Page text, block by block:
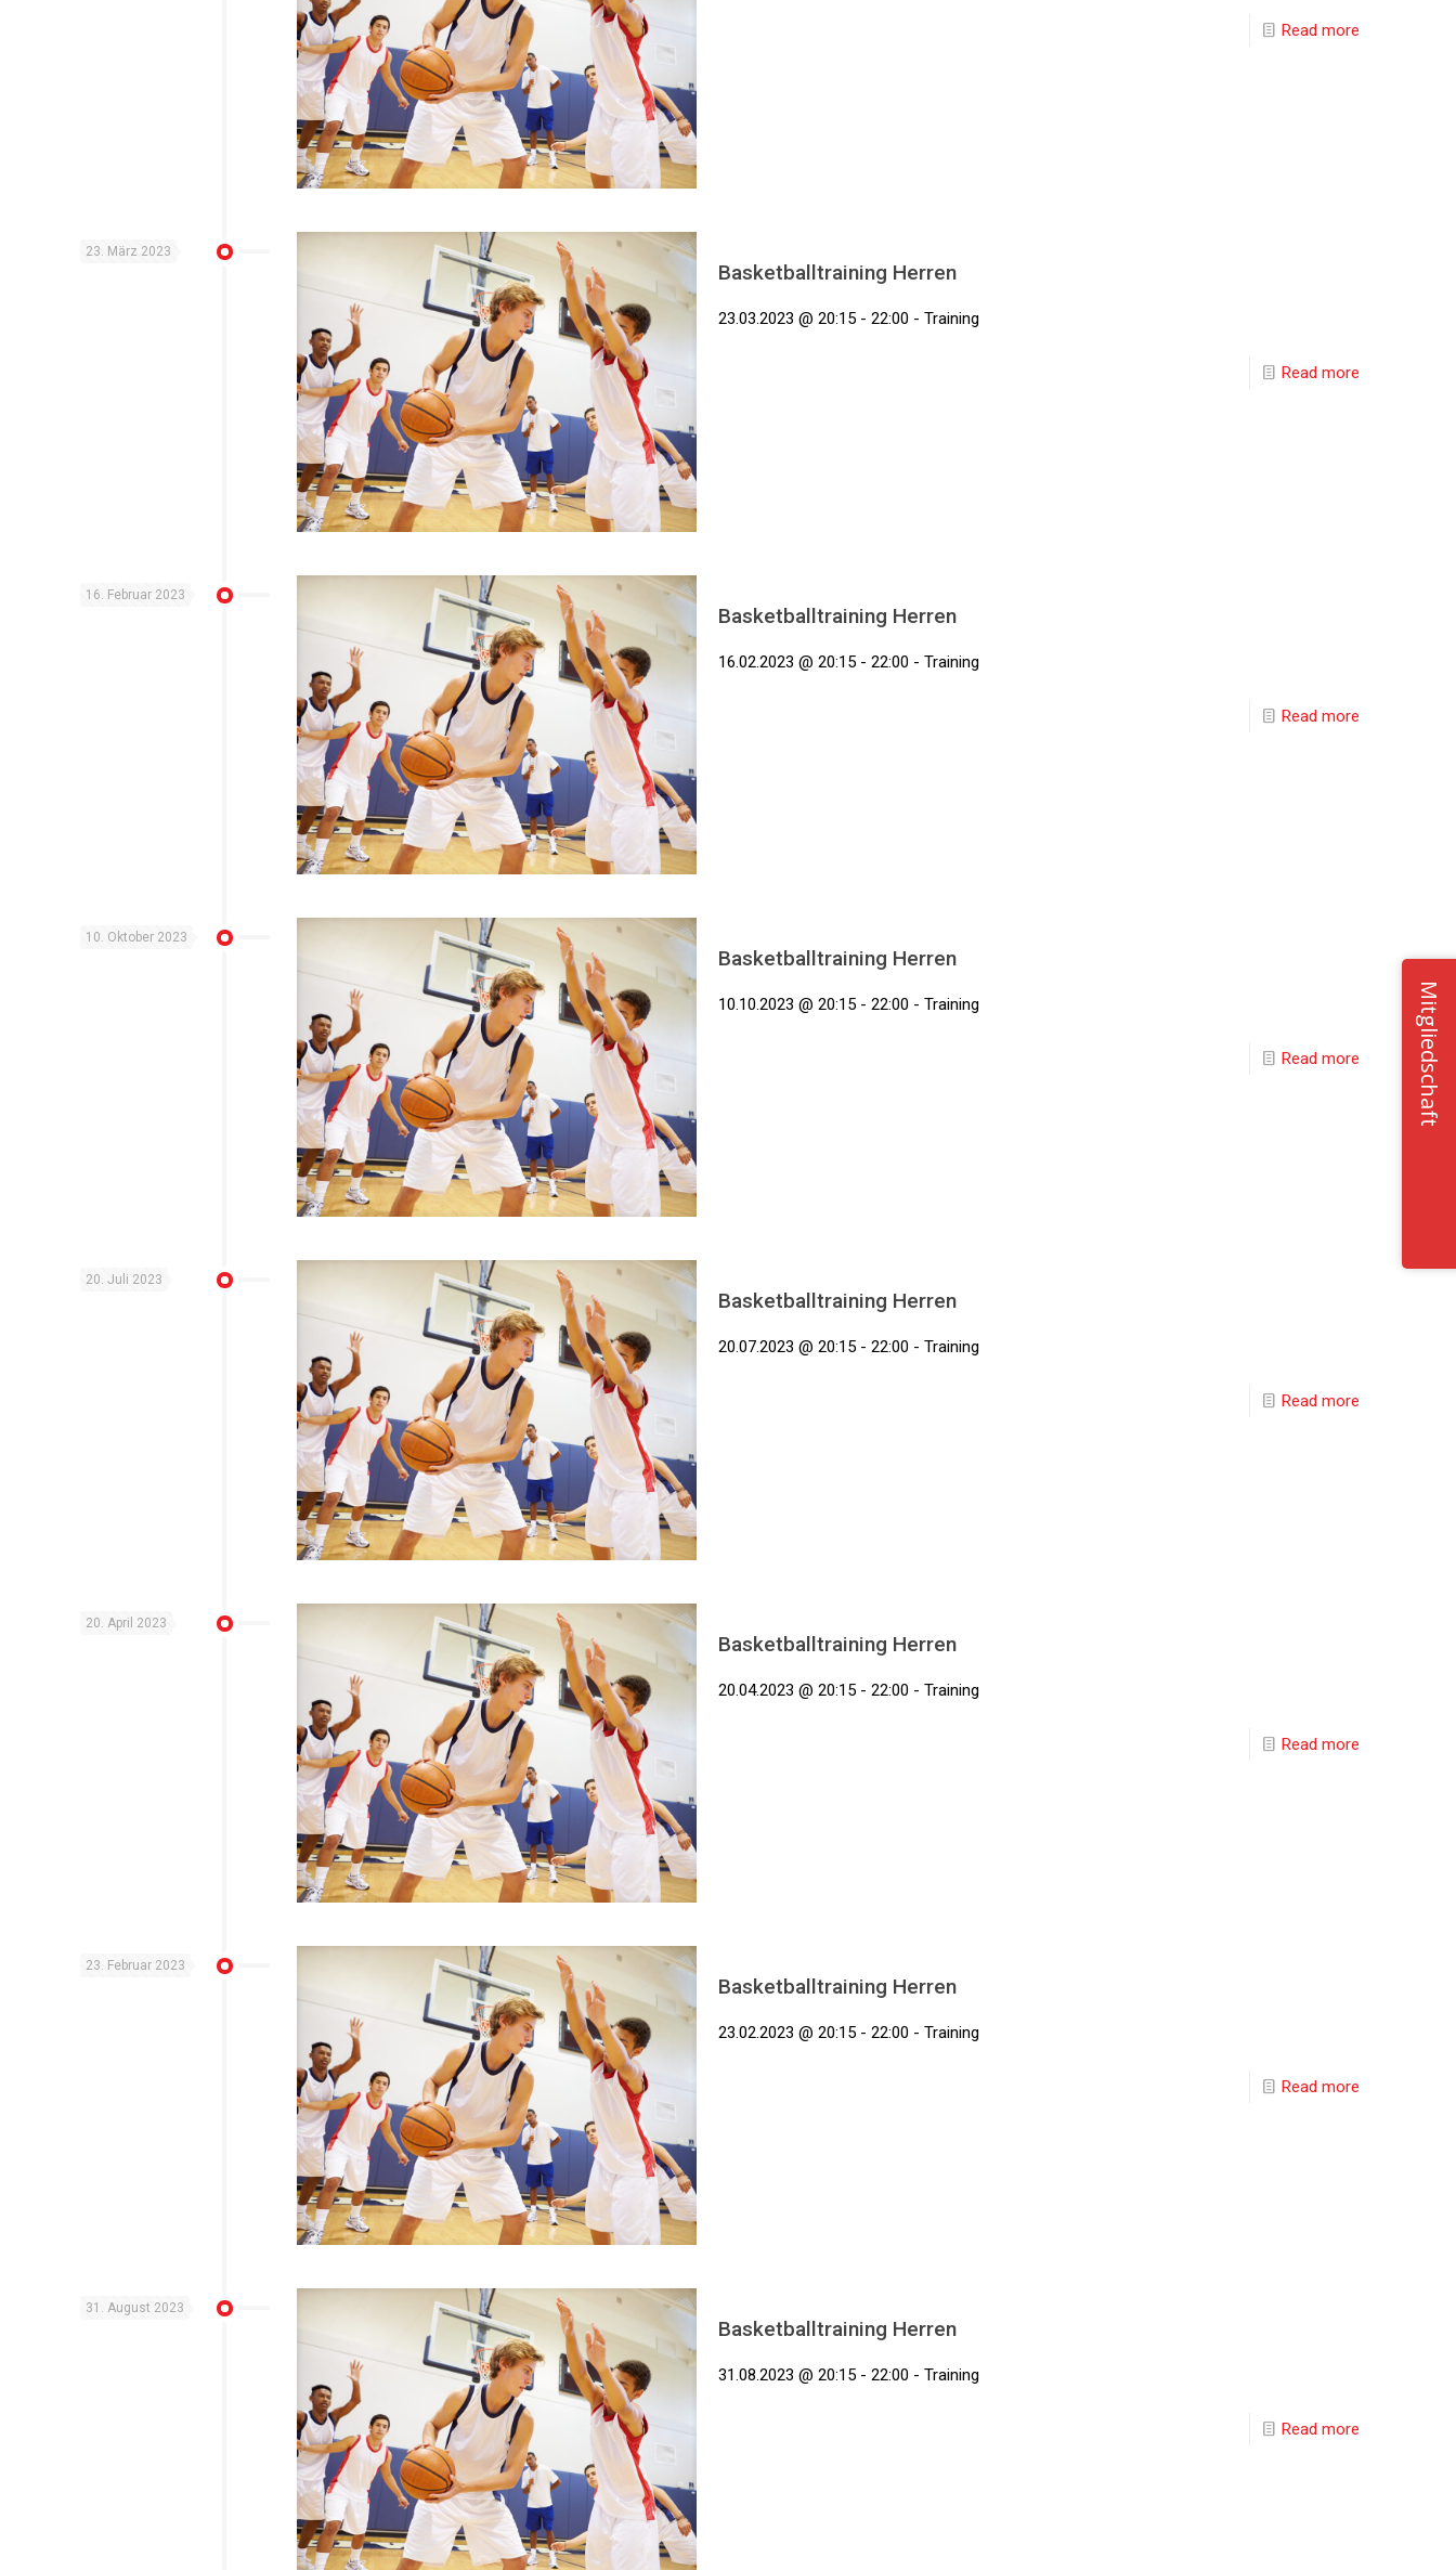
Read more
23. März 2023
Basketballtraining Herren
23.03.2023 @ 20:15 - 22:00 - Training
Read more
16. Februar 2023
Basketballtraining Herren
16.02.2023 @ 20:15 - 22:00 - Training
Read more
10. Oktober 2023
Basketballtraining Herren
10.10.2023 @ 20:15 - 22:00 - Training
Read more
20. Juli 2023
Basketballtraining Herren
20.07.2023 @ 20:15 - 22:00 - Training
Read more
20. April 2023
Basketballtraining Herren
20.04.2023 @ 20:15 - 22:00 - Training
Read more
23. Februar 2023
Basketballtraining Herren
23.02.2023 @ 20:15 - 22:00 - Training
Read more
31. August 2023
Basketballtraining Herren
31.08.2023 @ 20:15 - 22:00 - Training
Read more
Mitgliedschaft